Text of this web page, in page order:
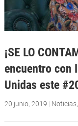
¡SE LO
encuentro con
Unidas este
20 junio, 2019 | Noticias,